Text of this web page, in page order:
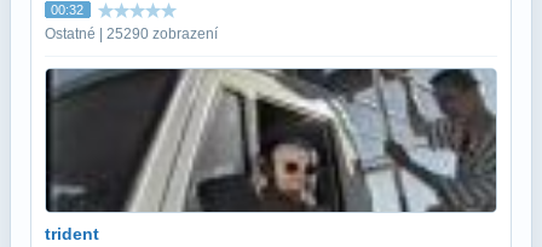
00:32
Ostatné | 25290 zobrazení
trident